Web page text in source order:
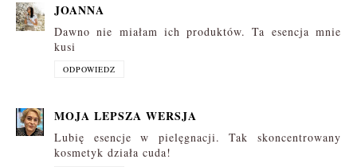
JOANNA
Dawno nie miałam ich produktów. Ta esencja mnie
kusi
ODPOWIEDZ
MOJA LEPSZA WERSJA
Lubię esencje w pielęgnacji. Tak skoncentrowany
kosmetyk działa cuda!